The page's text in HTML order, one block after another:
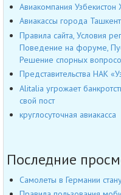
Авиакомпания
Авиакассы города Ташкент
Правила сайта, Условия
Поведение на форуме,
Решение спорных
Представительства НАК
Alitalia угрожает
свой пост
круглосуточная авиакасса
Последние
Самолеты в Германии